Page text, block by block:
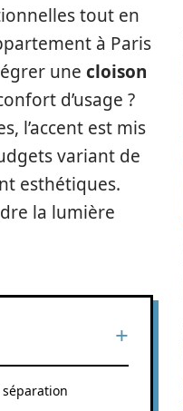
tout en
à Paris
une cloison
d’usage ?
l’accent est mis
variant de
esthétiques.
la lumière
séparation